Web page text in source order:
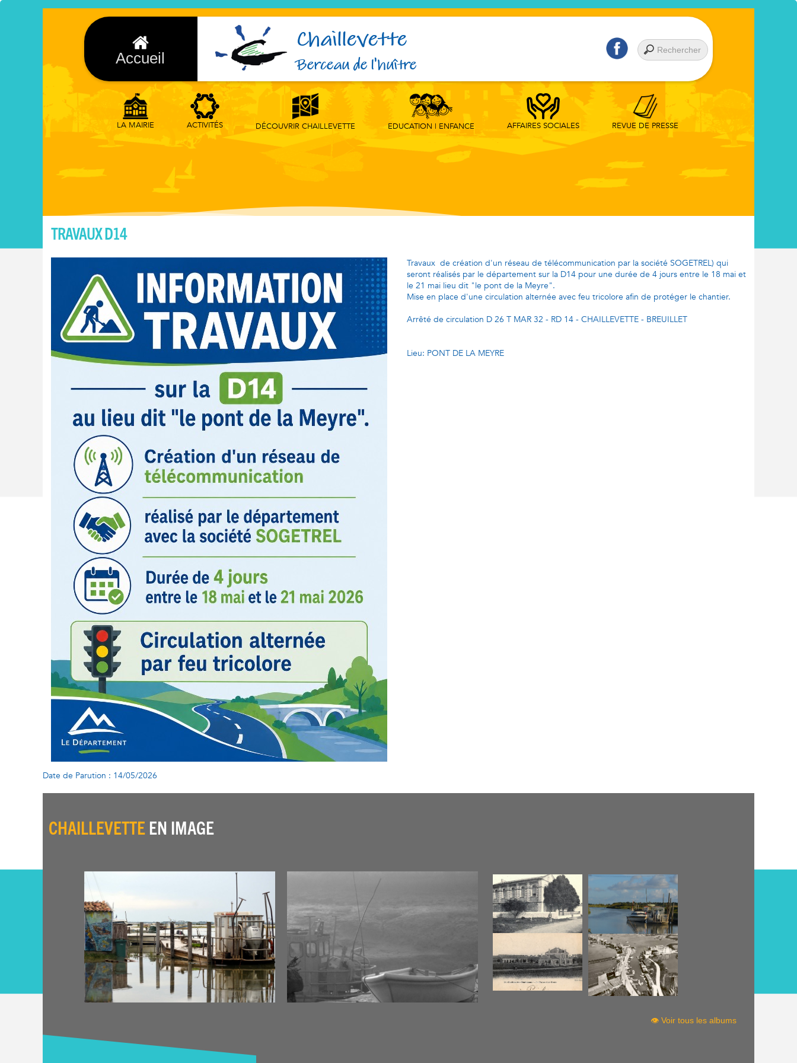
Accueil
Chaillevette
Berceau de l'huître
LA MAIRIE ACTIVITÉS DÉCOUVRIR CHAILLEVETTE EDUCATION | ENFANCE AFFAIRES SOCIALES REVUE DE PRESSE
TRAVAUX D14
Travaux de création d'un réseau de télécommunication par la société SOGETREL) qui
seront réalisés par le département sur la D14 pour une durée de 4 jours entre le 18 mai et
le 21 mai lieu dit "le pont de la Meyre".
Mise en place d'une circulation alternée avec feu tricolore afin de protéger le chantier.
Arrêté de circulation D 26 T MAR 32 - RD 14 - CHAILLEVETTE - BREUILLET
Lieu: PONT DE LA MEYRE
Date de Parution : 14/05/2026
CHAILLEVETTE EN IMAGE
👁 Voir tous les albums